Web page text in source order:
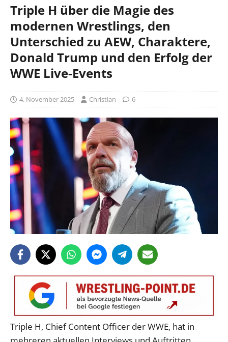
Triple H über die Magie des
modernen Wrestlings, den
Unterschied zu AEW, Charaktere,
Donald Trump und den Erfolg der
WWE Live-Events
4. November 2025 Christian 6
Triple H, Chief Content Officer der WWE, hat in